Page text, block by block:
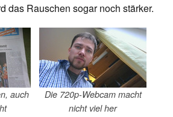
das Rauschen sogar noch stärker.
auch
Die 720p-Webcam macht
nicht viel her